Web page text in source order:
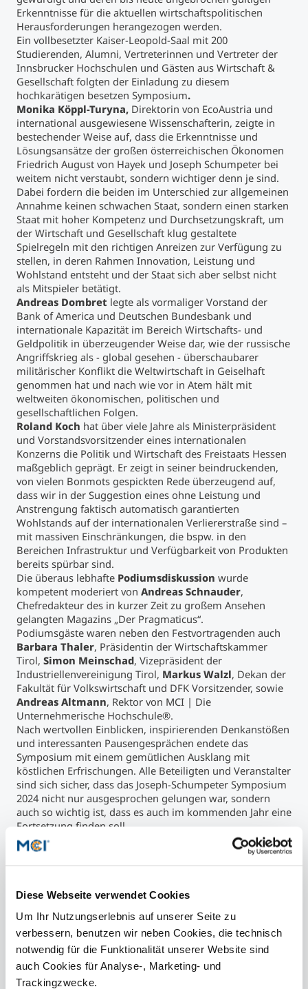
Diese Webseite verwendet Cookies
Um Ihr Nutzungserlebnis auf unserer Seite zu
verbessern, benutzen wir neben Cookies, die technisch
notwendig für die Funktionalität unserer Website sind
auch Cookies für Analyse-, Marketing- und
Trackingzwecke.
Erkenntnisse für die aktuellen wirtschaftspolitischen
Herausforderungen herangezogen werden.
Ein vollbesetzter Kaiser-Leopold-Saal mit 200
Studierenden, Alumni, Vertreterinnen und Vertreter der
Innsbrucker Hochschulen und Gästen aus Wirtschaft &
Gesellschaft folgten der Einladung zu diesem
hochkarätigen besetzen Symposium.
Monika Köppl-Turyna, Direktorin von EcoAustria und
international ausgewiesene Wissenschafterin, zeigte in
bestechender Weise auf, dass die Erkenntnisse und
Lösungsansätze der großen österreichischen Ökonomen
Friedrich August von Hayek und Joseph Schumpeter bei
weitem nicht verstaubt, sondern wichtiger denn je sind.
Dabei fordern die beiden im Unterschied zur allgemeinen
Annahme keinen schwachen Staat, sondern einen starken
Staat mit hoher Kompetenz und Durchsetzungskraft, um
der Wirtschaft und Gesellschaft klug gestaltete
Spielregeln mit den richtigen Anreizen zur Verfügung zu
stellen, in deren Rahmen Innovation, Leistung und
Wohlstand entsteht und der Staat sich aber selbst nicht
als Mitspieler betätigt.
Andreas Dombret legte als vormaliger Vorstand der
Bank of America und Deutschen Bundesbank und
internationale Kapazität im Bereich Wirtschafts- und
Geldpolitik in überzeugender Weise dar, wie der russische
Angriffskrieg als - global gesehen - überschaubarer
militärischer Konflikt die Weltwirtschaft in Geiselhaft
genommen hat und nach wie vor in Atem hält mit
weltweiten ökonomischen, politischen und
gesellschaftlichen Folgen.
Roland Koch hat über viele Jahre als Ministerpräsident
und Vorstandsvorsitzender eines internationalen
Konzerns die Politik und Wirtschaft des Freistaats Hessen
maßgeblich geprägt. Er zeigt in seiner beindruckenden,
von vielen Bonmots gespickten Rede überzeugend auf,
dass wir in der Suggestion eines ohne Leistung und
Anstrengung faktisch automatisch garantierten
Wohlstands auf der internationalen Verliererstraße sind –
mit massiven Einschränkungen, die bspw. in den
Bereichen Infrastruktur und Verfügbarkeit von Produkten
bereits spürbar sind.
Die überaus lebhafte Podiumsdiskussion wurde
kompetent moderiert von Andreas Schnauder,
Chefredakteur des in kurzer Zeit zu großem Ansehen
gelangten Magazins „Der Pragmaticus“.
Podiumsgäste waren neben den Festvortragenden auch
Barbara Thaler, Präsidentin der Wirtschaftskammer
Tirol, Simon Meinschad, Vizepräsident der
Industriellenvereinigung Tirol, Markus Walzl, Dekan der
Fakultät für Volkswirtschaft und DFK Vorsitzender, sowie
Andreas Altmann, Rektor von MCI | Die
Unternehmerische Hochschule®.
Nach wertvollen Einblicken, inspirierenden Denkanstößen
und interessanten Pausengesprächen endete das
Symposium mit einem gemütlichen Ausklang mit
köstlichen Erfrischungen. Alle Beteiligten und Veranstalter
sind sich sicher, dass das Joseph-Schumpeter Symposium
2024 nicht nur ausgesprochen gelungen war, sondern
auch so wichtig ist, dass es auch im kommenden Jahr eine
Fortsetzung finden soll.
DFK-Vorsitzender Markus Walzl
sieht den Auftrag des
Deutschen Freundeskreises erfüllt, die Universität
renommierten Persönlichkeiten, Unternehmen und
Gesellschaft zusammenzubringen, nachbarschaftlichen
Dialog und Begegnung sowie wissenschaftliche Exzellenz
und herausragende Studienleistungen zu fördern.